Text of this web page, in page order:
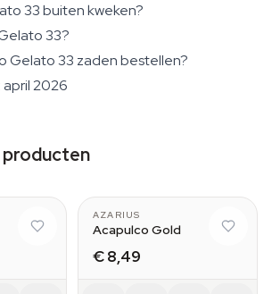
33 buiten kweken?
33?
Gelato 33 zaden bestellen?
2026
AZARIUS
Acapulco Gold
€ 8,49